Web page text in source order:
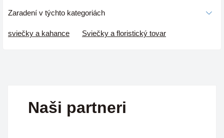
Zaradení v týchto kategoriách
sviečky a kahance Sviečky a floristický tovar
Naši partneri